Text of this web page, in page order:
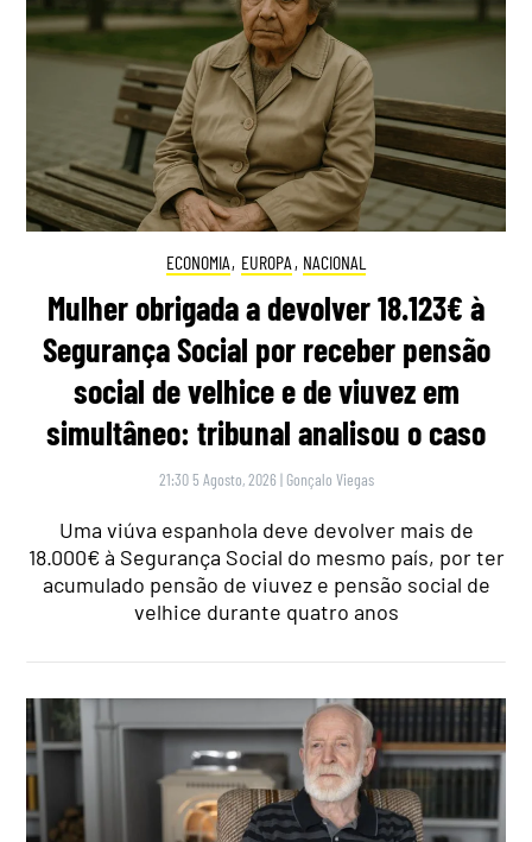
ECONOMIA, EUROPA , NACIONAL
Mulher obrigada a devolver 18.123€ à
Segurança Social por receber pensão
social de velhice e de viuvez em
simultâneo: tribunal analisou o caso
21:30 5 Agosto, 2026 | Gonçalo Viegas
Uma viúva espanhola deve devolver mais de
18.000€ à Segurança Social do mesmo país, por ter
acumulado pensão de viuvez e pensão social de
velhice durante quatro anos